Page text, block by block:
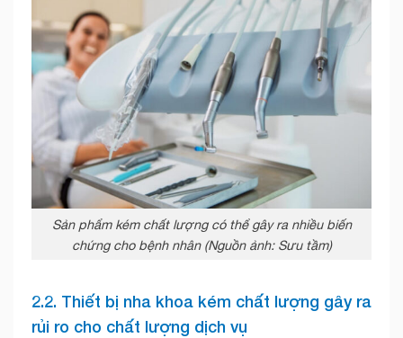
Sản phẩm kém chất lượng có thể gây ra nhiều biến
chứng cho bệnh nhân (Nguồn ảnh: Sưu tầm)
2.2. Thiết bị nha khoa kém chất lượng gây ra
rủi ro cho chất lượng dịch vụ